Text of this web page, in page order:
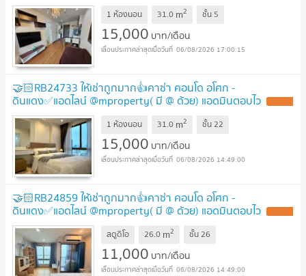
1 ห้องนอน 31.0 m2 ชั้น 5
15,000 บาท/เดือน
06/08/2026 17:00:15
🤝🏻RB24733 ให้เช่าถูกมาก👍คาซ่า คอนโด อโศก -
ดินแดง✅แอดไลน์ @mproperty( มี @ ด้วย) แอดมินตอบไว
1 ห้องนอน 31.0 m2 ชั้น22
15,000 บาท/เดือน
06/08/2026 14:49:00
🤝🏻RB24859 ให้เช่าถูกมาก👍คาซ่า คอนโด อโศก -
ดินแดง✅แอดไลน์ @mproperty( มี @ ด้วย) แอดมินตอบไว
สตูดิโอ 26.0 m2 ชั้น26
11,000 บาท/เดือน
06/08/2026 14:49:00